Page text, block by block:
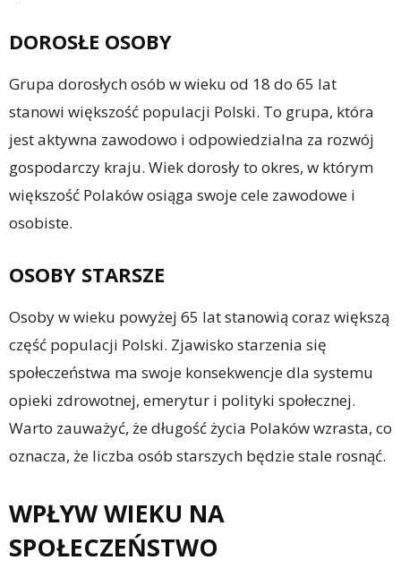
DOROSŁE OSOBY
Grupa dorosłych osób w wieku od 18 do 65 lat
stanowi większość populacji Polski. To grupa, która
jest aktywna zawodowo i odpowiedzialna za rozwój
gospodarczy kraju. Wiek dorosły to okres, w którym
większość Polaków osiąga swoje cele zawodowe i
osobiste.
OSOBY STARSZE
Osoby w wieku powyżej 65 lat stanowią coraz większą
część populacji Polski. Zjawisko starzenia się
społeczeństwa ma swoje konsekwencje dla systemu
opieki zdrowotnej, emerytur i polityki społecznej.
Warto zauważyć, że długość życia Polaków wzrasta, co
oznacza, że liczba osób starszych będzie stale rosnąć.
WPŁYW WIEKU NA
SPOŁECZEŃSTWO